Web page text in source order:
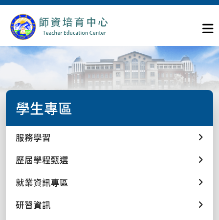
學生專區
服務學習
歷屆學程甄選
就業資訊專區
研習資訊